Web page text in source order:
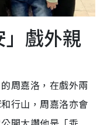
戲外親
周嘉洛，在戲外兩
行山，周嘉洛亦會